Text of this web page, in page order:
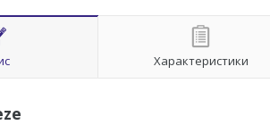
Характеристики